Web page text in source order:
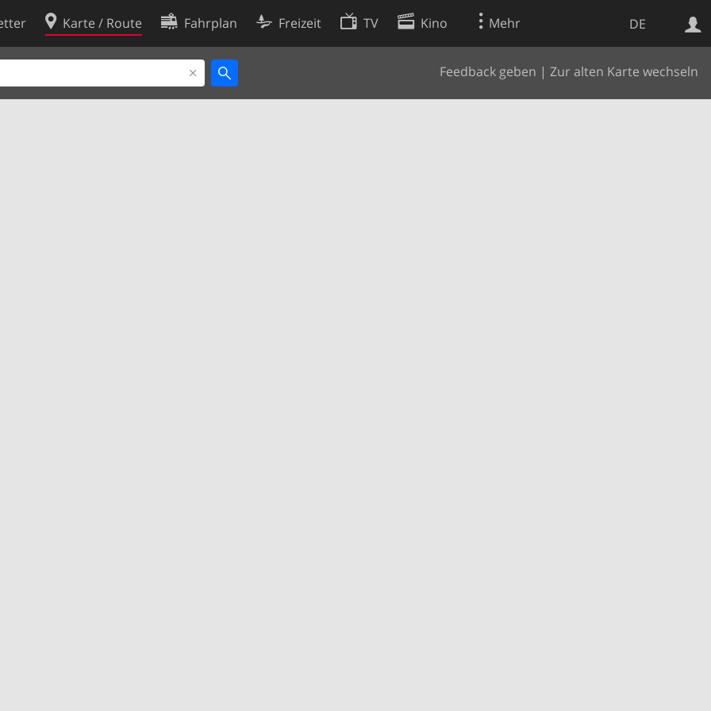
DE
Karte / Route Fahrplan Freizeit TV Kino Mehr
Feedback geben | Zur alten Karte wechseln
Websuche
Cookie-Richtlinie
Cookie-Einstellungen